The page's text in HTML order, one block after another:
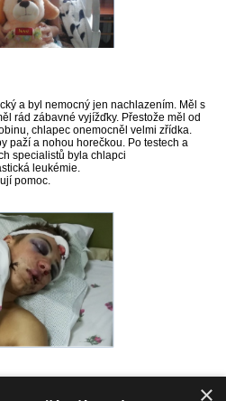
a byl nemocný jen nachlazením. Měl s
rád zábavné vyjížďky. Přestože měl od
chlapec onemocněl velmi zřídka.
paží a nohou horečkou. Po testech a
specialistů byla chlapci
leukémie.
pomoc.
×